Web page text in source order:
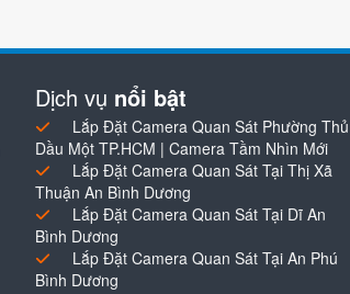
Dịch vụ nổi bật
Lắp Đặt Camera Quan Sát Phường Thủ
Dầu Một TP.HCM | Camera Tầm Nhìn Mới
Lắp Đặt Camera Quan Sát Tại Thị Xã
Thuận An Bình Dương
Lắp Đặt Camera Quan Sát Tại Dĩ An
Bình Dương
Lắp Đặt Camera Quan Sát Tại An Phú
Bình Dương